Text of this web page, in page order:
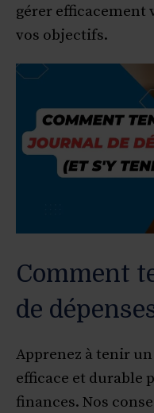
gérer efficacement
vos objectifs.
Comment
de
Apprenez à tenir
efficace et durable
finances. Nos